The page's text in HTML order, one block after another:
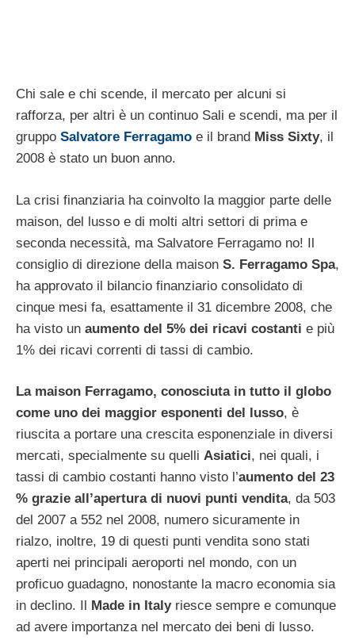
Chi sale e chi scende, il mercato per alcuni si
rafforza, per altri è un continuo Sali e scendi, ma per il
gruppo Salvatore Ferragamo e il brand Miss Sixty, il
2008 è stato un buon anno.
La crisi finanziaria ha coinvolto la maggior parte delle
maison, del lusso e di molti altri settori di prima e
seconda necessità, ma Salvatore Ferragamo no! Il
consiglio di direzione della maison S. Ferragamo Spa,
ha approvato il bilancio finanziario consolidato di
cinque mesi fa, esattamente il 31 dicembre 2008, che
ha visto un aumento del 5% dei ricavi costanti e più
1% dei ricavi correnti di tassi di cambio.
La maison Ferragamo, conosciuta in tutto il globo
come uno dei maggior esponenti del lusso, è
riuscita a portare una crescita esponenziale in diversi
mercati, specialmente su quelli Asiatici, nei quali, i
tassi di cambio costanti hanno visto l’aumento del 23
% grazie all’apertura di nuovi punti vendita, da 503
del 2007 a 552 nel 2008, numero sicuramente in
rialzo, inoltre, 19 di questi punti vendita sono stati
aperti nei principali aeroporti nel mondo, con un
proficuo guadagno, nonostante la macro economia sia
in declino. Il
Made in Italyriesce sempre e comunque
ad avere importanza nel mercato dei beni di lusso.